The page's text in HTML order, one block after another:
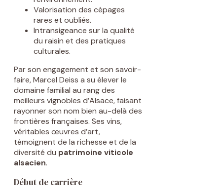
Valorisation des cépages
rares et oubliés.
Intransigeance sur la qualité
du raisin et des pratiques
culturales.
Par son engagement et son savoir-
faire, Marcel Deiss a su élever le
domaine familial au rang des
meilleurs vignobles d’Alsace, faisant
rayonner son nom bien au-delà des
frontières françaises. Ses vins,
véritables œuvres d’art,
témoignent de la richesse et de la
diversité du patrimoine viticole
alsacien.
Début de carrière